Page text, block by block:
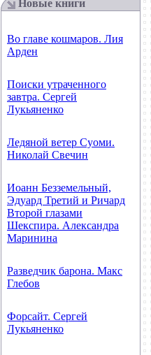
Новые книги
Во главе кошмаров. Лия
Арден
Поиски утраченного
завтра. Сергей
Лукьяненко
Ледяной ветер Суоми.
Николай Свечин
Иоанн Безземельный,
Эдуард Третий и Ричард
Второй глазами
Шекспира. Александра
Маринина
Разведчик барона. Макс
Глебов
Форсайт. Сергей
Лукьяненко